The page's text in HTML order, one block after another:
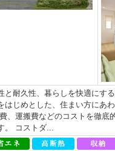
耐久性、暮らしを快適にす
じめとした、住まい方にあ
、運搬費などのコストを徹底
。 コストダ...